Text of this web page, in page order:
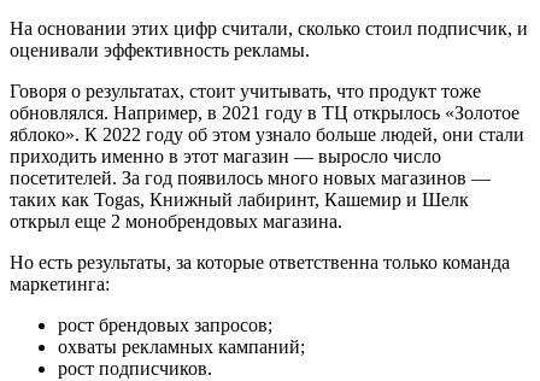
На основании этих цифр считали, сколько стоил подписчик, и
оценивали эффективность рекламы.
Говоря о результатах, стоит учитывать, что продукт тоже
обновлялся. Например, в 2021 году в ТЦ открылось «Золотое
яблоко». К 2022 году об этом узнало больше людей, они стали
приходить именно в этот магазин — выросло число
посетителей. За год появилось много новых магазинов —
таких как Togas, Книжный лабиринт, Кашемир и Шелк
открыл еще 2 монобрендовых магазина.
Но есть результаты, за которые ответственна только команда
маркетинга:
рост брендовых запросов;
охваты рекламных кампаний;
рост подписчиков.